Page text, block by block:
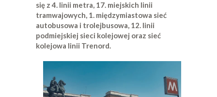
się z 4. linii metra, 17. miejskich linii
tramwajowych, 1. międzymiastowa sieć
autobusowa i trolejbusowa, 12. linii
podmiejskiej sieci kolejowej oraz sieć
kolejowa linii Trenord.